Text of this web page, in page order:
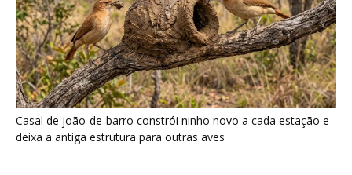
Casal de joão-de-barro constrói ninho novo a cada estação e
deixa a antiga estrutura para outras aves